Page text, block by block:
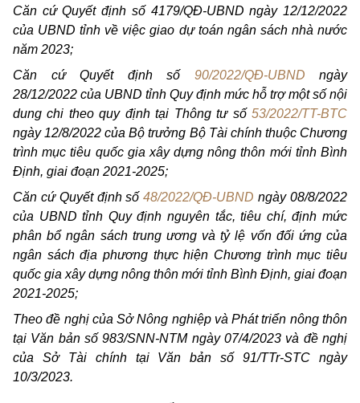
Căn cứ Quyết định số 4179/QĐ-UBND ngày 12/12/2022
của UBND tỉnh về việc giao dự toán ngân sách nhà nước
năm 2023;
Căn cứ Quyết định số 90/2022/QĐ-UBND ngày
28/12/2022 của UBND tỉnh Quy định mức hỗ trợ một số nội
dung chi theo quy định tại Thông tư số 53/2022/TT-BTC
ngày 12/8/2022 của Bộ trưởng Bộ Tài chính thuộc Chương
trình mục tiêu quốc gia xây dựng nông thôn mới tỉnh Bình
Định, giai đoạn 2021-2025;
Căn cứ Quyết định số48/2022/QĐ-UBND ngày 08/8/2022
của UBND tỉnh Quy định nguyên tắc, tiêu chí, định mức
phân bổ ngân sách trung ương và tỷ lệ vốn đối ứng của
ngân sách địa phương thực hiện Chương trình mục tiêu
quốc gia xây dựng nông thôn mới tỉnh Bình Định, giai đoạn
2021-2025;
Theo đề nghị của Sở Nông nghiệp và Phát triển nông thôn
tại Văn bản số 983/SNN-NTM ngày 07/4/2023 và đề nghị
của Sở Tài chính tại Văn bản số 91/TTr-STC ngày
10/3/2023.